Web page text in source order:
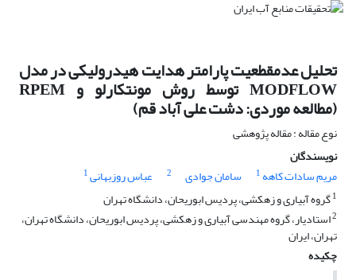
تحلیل عدم‏قطعیت پارامتر هدایت هیدرولیکی در مدل
MODFLOW توسط روش مونت‏کارلو و RPEM
(مطالعه موردی: دشت علی ‏آباد قم)
نوع مقاله : مقاله پژوهشی
نویسندگان
مریم سادات کاهه 1 سامان جوادی 2 عباس روزبهانی1
1گروه آبیاری و زهکشی، پردیس ابوریحان، دانشگاه تهران
2استادیار، گروه مهندسی آبیاری و زهکشی، پردیس ابوریحان، دانشگاه تهران،
تهران، ایران
چکیده